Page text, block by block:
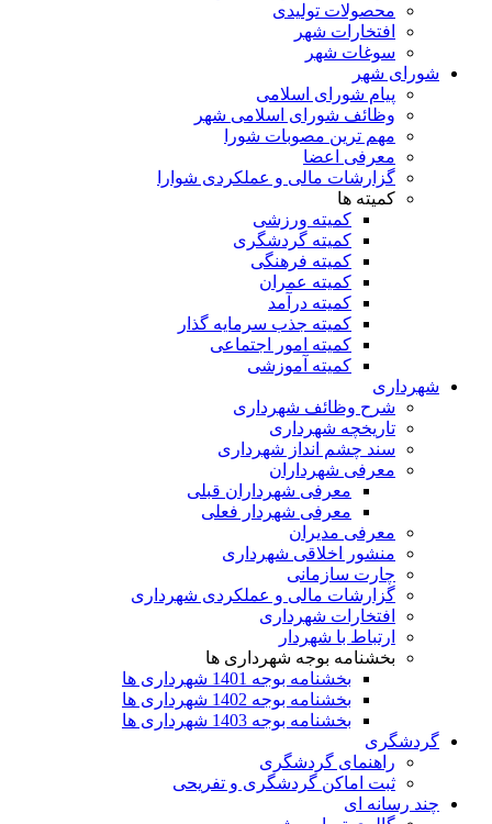
محصولات تولیدی
افتخارات شهر
سوغات شهر
شورای شهر
پیام شورای اسلامی
وظائف شورای اسلامی شهر
مهم ترین مصوبات شورا
معرفی اعضا
گزارشات مالی و عملکردی شوارا
کمیته ها
کمیته ورزشی
کمیته گردشگری
کمیته فرهنگی
کمیته عمران
کمیته درآمد
کمیته جذب سرمایه گذار
کمیته امور اجتماعی
کمیته آموزشی
شهرداری
شرح وظائف شهرداری
تاریخچه شهرداری
سند چشم انداز شهرداری
معرفی شهرداران
معرفی شهرداران قبلی
معرفی شهردار فعلی
معرفی مدیران
منشور اخلاقی شهرداری
چارت سازمانی
گزارشات مالی و عملکردی شهرداری
افتخارات شهرداری
ارتباط با شهردار
بخشنامه بوجه شهرداری ها
بخشنامه بوجه 1401 شهرداری ها
بخشنامه بوجه 1402 شهرداری ها
بخشنامه بوجه 1403 شهرداری ها
گردشگری
راهنمای گردشگری
ثبت اماکن گردشگری و تفریحی
چند رسانه ای